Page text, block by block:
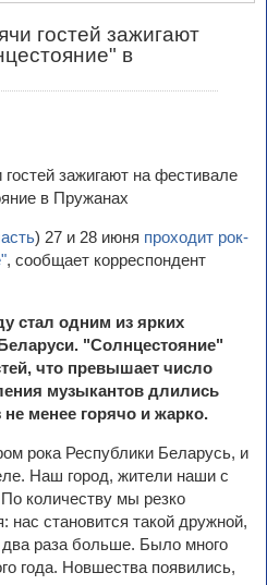
гостей зажигают
в
) 27 и 28 июня проходит рок-
, сообщает корреспондент
стал одним из ярких
"Солнцестояние"
что превышает число
музыкантов длились
не менее горячо и жарко.
рока Республики Беларусь, и
Наш город, жители наши с
количеству мы резко
нас становится такой дружной,
раза больше. Было много
года. Новшества появились,